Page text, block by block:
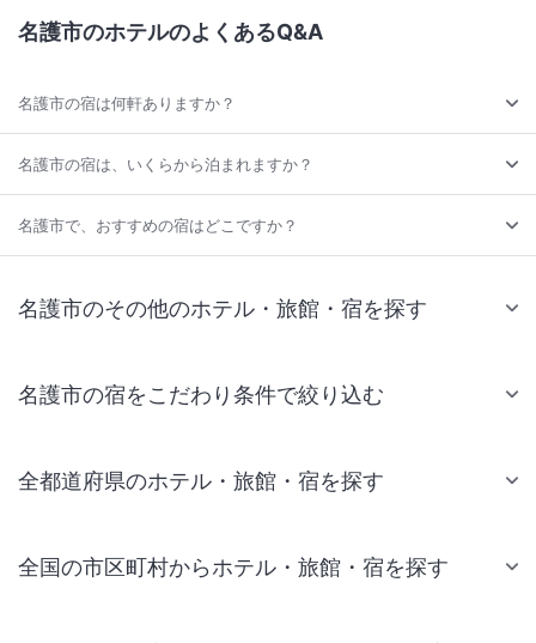
名護市のホテルのよくあるQ&A
名護市の宿は何軒ありますか？
名護市の宿は、いくらから泊まれますか？
名護市で、おすすめの宿はどこですか？
名護市のその他のホテル・旅館・宿を探す
名護市の宿をこだわり条件で絞り込む
全都道府県のホテル・旅館・宿を探す
全国の市区町村からホテル・旅館・宿を探す